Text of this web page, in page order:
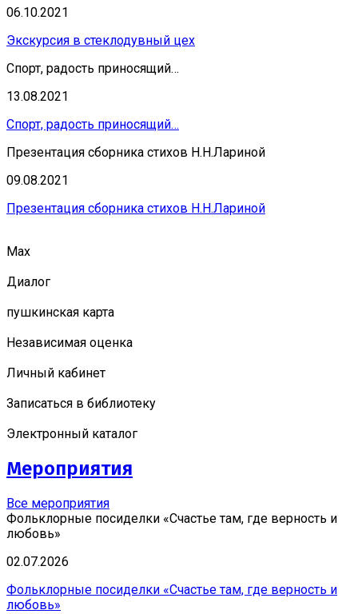
06.10.2021
Экскурсия в стеклодувный цех
Спорт, радость приносящий…
13.08.2021
Спорт, радость приносящий…
Презентация сборника стихов Н.Н.Лариной
09.08.2021
Презентация сборника стихов Н.Н.Лариной
Мах
Диалог
пушкинская карта
Независимая оценка
Личный кабинет
Записаться в библиотеку
Электронный каталог
Мероприятия
Все мероприятия
Фольклорные посиделки «Счастье там, где верность и
любовь»
02.07.2026
Фольклорные посиделки «Счастье там, где верность и
любовь»